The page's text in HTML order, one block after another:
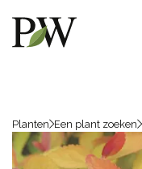
Planten Een plant zoeken